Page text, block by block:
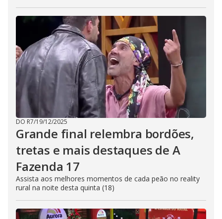
DO R7/19/12/2025
Grande final relembra bordões,
tretas e mais destaques de A
Fazenda 17
Assista aos melhores momentos de cada peão no reality
rural na noite desta quinta (18)